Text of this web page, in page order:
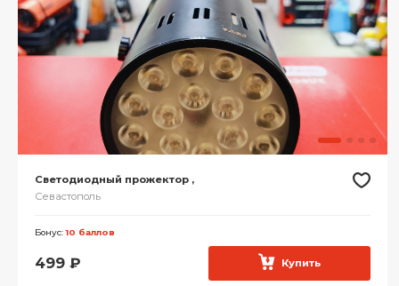
Светодиодный прожектор ,
Севастополь
Бонус:10 баллов
499 ₽ Купить